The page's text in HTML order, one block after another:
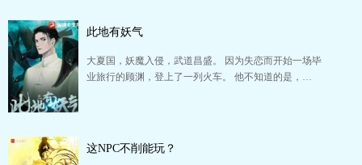
此地有妖气
大夏国，妖魔入侵，武道昌盛。 因为失恋而开始一场毕
业旅行的顾渊，登上了一列火车。 他不知道的是，…
这NPC不削能玩？